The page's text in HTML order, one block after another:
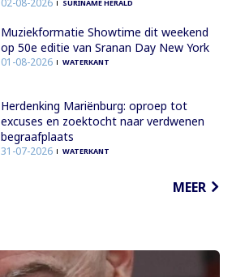
02-08-2026 SURINAME HERALD
Muziekformatie Showtime dit weekend
op 50e editie van Sranan Day New York
01-08-2026 WATERKANT
Herdenking Mariënburg: oproep tot
excuses en zoektocht naar verdwenen
begraafplaats
31-07-2026 WATERKANT
MEER